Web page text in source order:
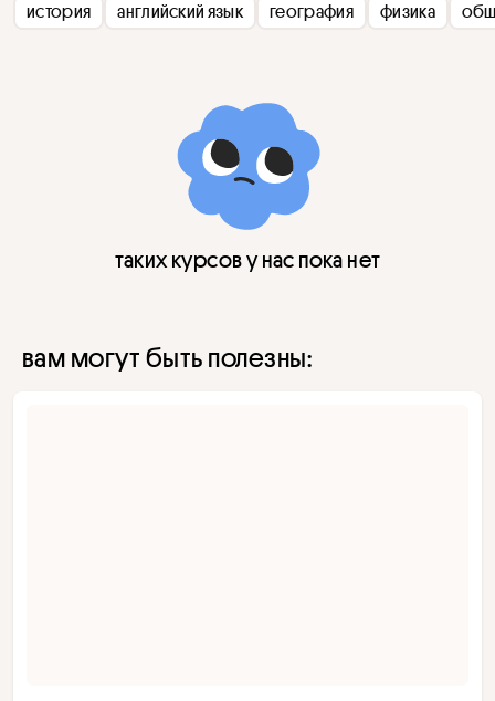
история
английский язык география физика
таких курсов у нас пока нет
вам могут быть полезны: